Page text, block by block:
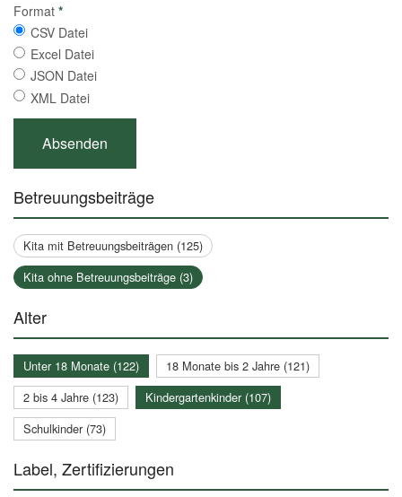
Format *
CSV Datei
Excel Datei
JSON Datei
XML Datei
Betreuungsbeiträge
Kita mit Betreuungsbeiträgen (125)
Kita ohne Betreuungsbeiträge (3)
Alter
Unter 18 Monate (122)
18 Monate bis 2 Jahre (121)
2 bis 4 Jahre (123)
Kindergartenkinder (107)
Schulkinder (73)
Label, Zertifizierungen